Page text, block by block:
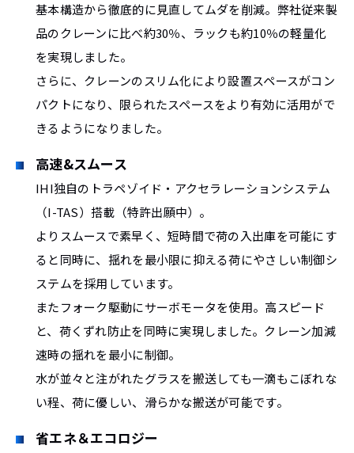
基本構造から徹底的に見直してムダを削減。弊社従来製
品のクレーンに比べ約30％、ラックも約10％の軽量化
を実現しました。
さらに、クレーンのスリム化により設置スペースがコン
パクトになり、限られたスペースをより有効に活用がで
きるようになりました。
高速&スムース
IHI独自のトラペゾイド・アクセラレーションシステム
（I-TAS）搭載（特許出願中）。
よりスムースで素早く、短時間で荷の入出庫を可能にす
ると同時に、揺れを最小限に抑える荷にやさしい制御シ
ステムを採用しています。
またフォーク駆動にサーボモータを使用。高スピード
と、荷くずれ防止を同時に実現しました。クレーン加減
速時の揺れを最小に制御。
水が並々と注がれたグラスを搬送しても一滴もこぼれな
い程、荷に優しい、滑らかな搬送が可能です。
省エネ＆エコロジー